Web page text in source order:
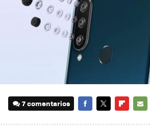
7 comentarios